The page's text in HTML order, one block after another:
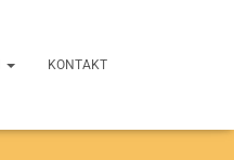
KONTAKT